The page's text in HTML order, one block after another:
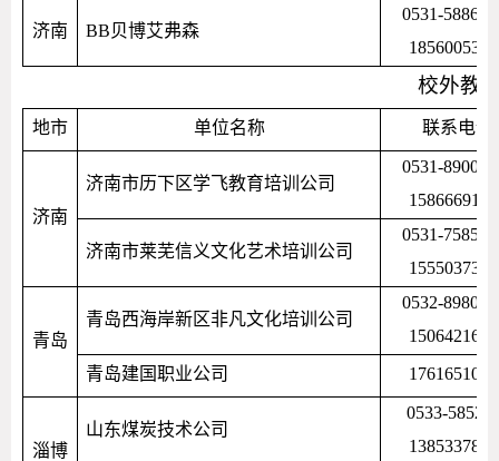
济南 BB贝博艾弗森
0531-
校外教
地市 单位名称 联系电话
济南
济南市历下区学飞教育培训公司
0531-
济南市莱芜信义文化艺术培训公司
0531-
青岛
青岛西海岸新区非凡文化培训公司
0532-
青岛建国职业公司
淄博
山东煤炭技术公司
0533-